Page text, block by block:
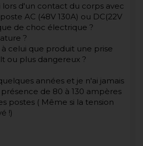
lors d'un contact du corps avec
AC (48V 130A) ou DC(22V
de choc électrique ?
?
celui que produit une prise
ou plus dangereux ?
années et je n'ai jamais
de 80 à 130 ampères
postes ( Même si la tension
!)